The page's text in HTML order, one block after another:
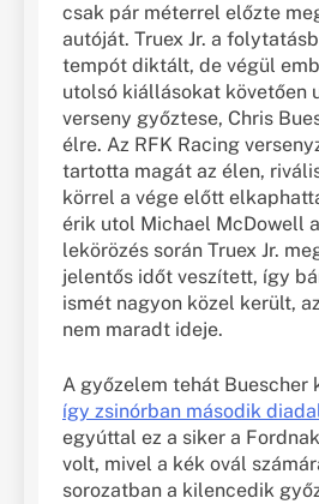
csak pár méterrel előzte
autóját. Truex Jr. a
tempót diktált, de végül
utolsó kiállásokat követően
verseny győztese, Chris
élre. Az RFK Racing
tartotta magát az élen,
körrel a vége előtt
érik utol Michael McDowell
lekörözés során Truex Jr.
jelentős időt veszített, így
ismét nagyon közel került,
nem maradt ideje.
A győzelem tehát Buescher
így zsinórban második
egyúttal ez a siker a
volt, mivel a kék ovál
sorozatban a kilencedik